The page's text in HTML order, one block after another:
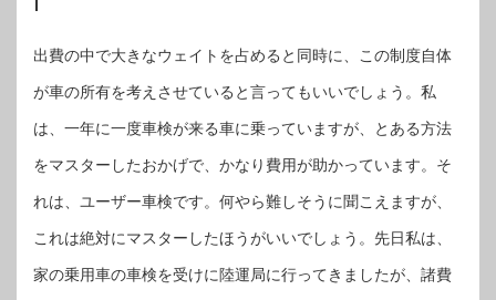
出費の中で大きなウェイトを占めると同時に、この制度自体
が車の所有を考えさせていると言ってもいいでしょう。私
は、一年に一度車検が来る車に乗っていますが、とある方法
をマスターしたおかげで、かなり費用が助かっています。そ
れは、ユーザー車検です。何やら難しそうに聞こえますが、
これは絶対にマスターしたほうがいいでしょう。先日私は、
家の乗用車の車検を受けに陸運局に行ってきましたが、諸費